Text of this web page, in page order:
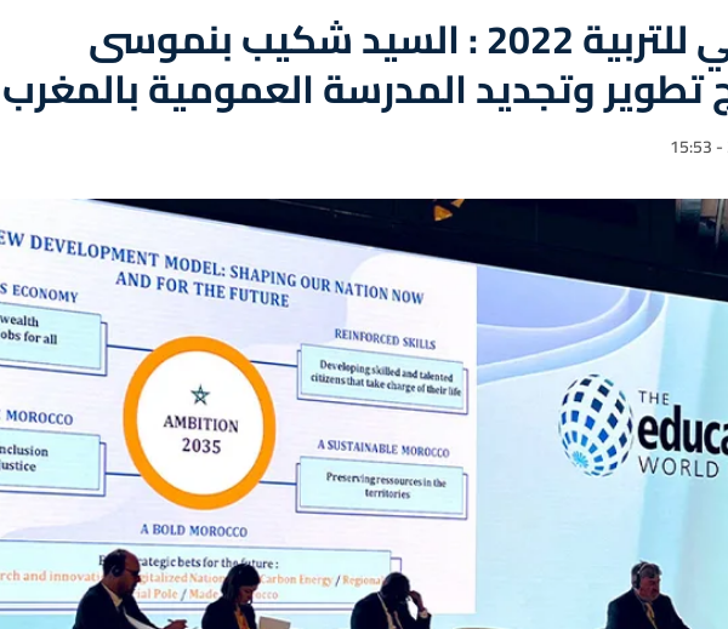
المنتدى العالمي للتربية 2022 : السيد شكيب بنموسى
وتجديد المدرسة العمومية بالمغرب